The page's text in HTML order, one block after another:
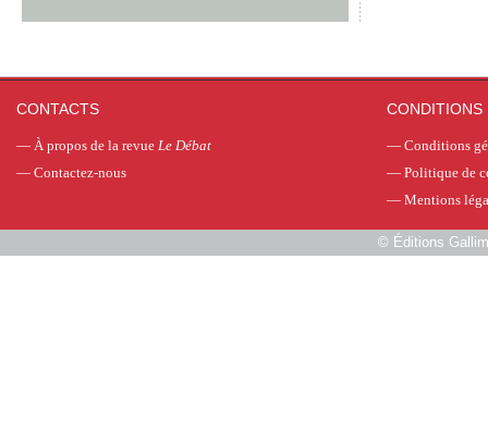
CONTACTS
— À propos de la revue Le Débat
— Contactez-nous
CONDITIONS
— Conditions
— Politique de
— Mentions
© Éditions